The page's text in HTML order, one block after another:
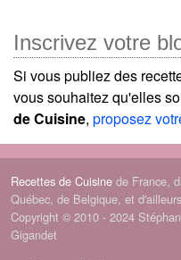
Inscrivez votre
Si vous publiez des
vous souhaitez qu'elles
de Cuisine, proposez
Recettes de Cuisine de France,
Québec, de Belgique, et
Copyright © 2010 - 2024
Gigandet